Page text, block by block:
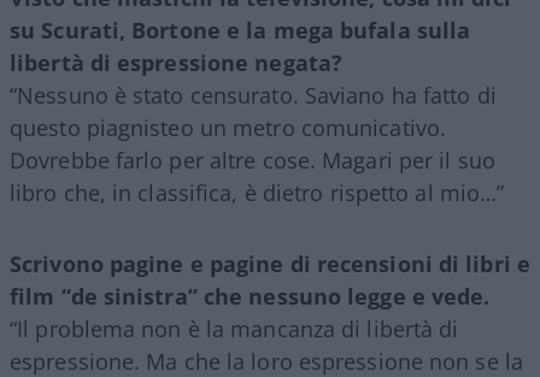
su Scurati, Bortone e la mega bufala sulla
libertà di espressione negata?
“Nessuno è stato censurato. Saviano ha fatto di
questo piagnisteo un metro comunicativo.
Dovrebbe farlo per altre cose. Magari per il suo
libro che, in classifica, è dietro rispetto al mio…”
Scrivono pagine e pagine di recensioni di libri e
film “de sinistra” che nessuno legge e vede.
“Il problema non è la mancanza di libertà di
espressione. Ma che la loro espressione non se la